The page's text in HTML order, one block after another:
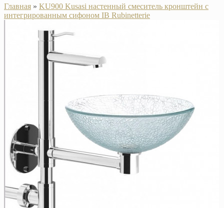
Главная » KU900 Kusasi настенный смеситель кронштейн с
интегрированным сифоном IB Rubinetterie